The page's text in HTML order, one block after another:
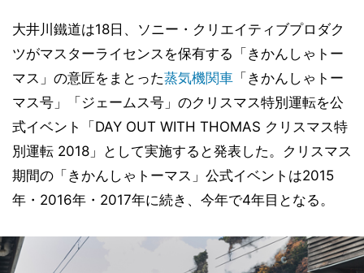
大井川鐵道は18日、ソニー・クリエイティブプロダク
ツがマスターライセンスを保有する「きかんしゃトー
マス」の意匠をまとった蒸気機関車 「きかんしゃトー
マス号」「ジェームス号」のクリスマス特別運転を公
式イベント「DAY OUT WITH THOMAS クリスマス特
別運転 2018」として実施すると発表した。クリスマス
期間の「きかんしゃトーマス」公式イベントは2015
年・2016年・2017年に続き、今年で4年目となる。